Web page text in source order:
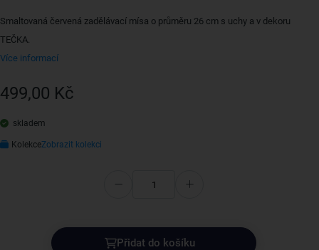
Smaltovaná červená zadělávací mísa o průměru 26 cm s uchy a v dekoru
TEČKA.
Více informací
499,00 Kč
skladem
KolekceZobrazit kolekci
Přidat do košíku